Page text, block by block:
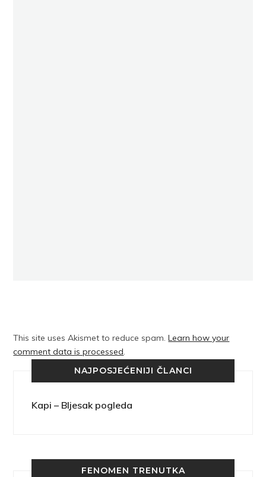
This site uses Akismet to reduce spam.Learn how your
comment data is processed.
NAJPOSJEĆENIJI ČLANCI
Kapi – Bljesak pogleda
FENOMEN TRENUTKA